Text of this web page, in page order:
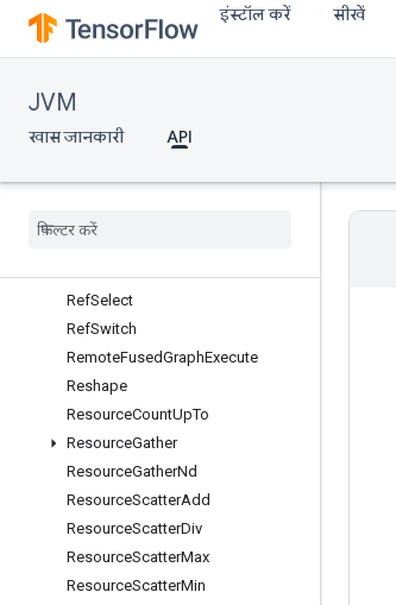
इंस्टॉल करें सीखें
JVM
खास जानकारी API
ReduceAny
ReduceMax
ReduceProd
ReduceSum
RefExit
RefSelect
RefSwitch
RemoteFusedGraphExecute
Reshape
ResourceCountUpTo
ResourceGather
ResourceGatherNd
ResourceScatterAdd
ResourceScatterDiv
ResourceScatterMax
ResourceScatterMin